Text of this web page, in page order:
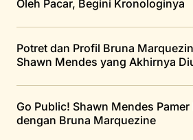
Oleh Pacar, Begini Kronologinya
Potret dan Profil Bruna
Shawn Mendes yang Akhirnya
Go Public! Shawn Mendes Pamer
dengan Bruna Marquezine